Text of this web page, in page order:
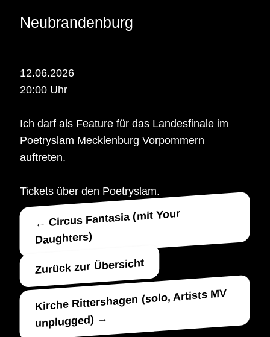
Neubrandenburg
12.06.2026
20:00 Uhr
Ich darf als Feature für das Landesfinale im
Poetryslam Mecklenburg Vorpommern
auftreten.
Tickets über den Poetryslam.
← Circus Fantasia (mit Your
Daughters)
Zurück zur Übersicht
Kirche Rittershagen (solo, Artists MV
unplugged) →